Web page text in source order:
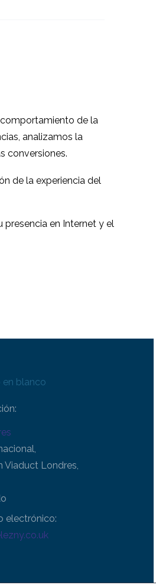
de la
analizamos la
conversiones.
de la experiencia del
presencia en Internet y el
Viaduct Londres,
electrónico: